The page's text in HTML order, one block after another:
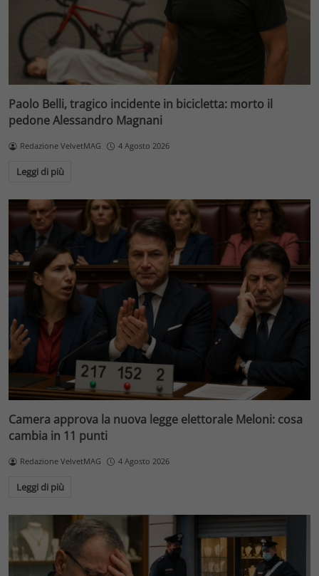
Paolo Belli, tragico incidente in bicicletta: morto il
pedone Alessandro Magnani
Redazione VelvetMAG 4 Agosto 2026
Leggi di più
Camera approva la nuova legge elettorale Meloni: cosa
cambia in 11 punti
Redazione VelvetMAG 4 Agosto 2026
Leggi di più